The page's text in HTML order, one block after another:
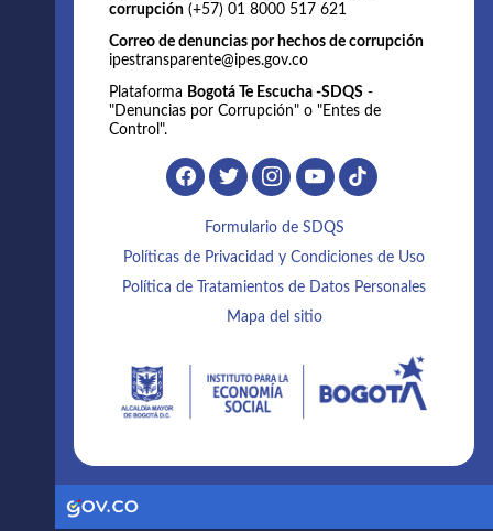
corrupción (+57) 01 8000 517 621
Correo de denuncias por hechos de corrupción
ipestransparente@ipes.gov.co
Plataforma Bogotá Te Escucha -SDQS -
"Denuncias por Corrupción" o "Entes de
Control".
Formulario de SDQS
Políticas de Privacidad y Condiciones de Uso
Política de Tratamientos de Datos Personales
Mapa del sitio